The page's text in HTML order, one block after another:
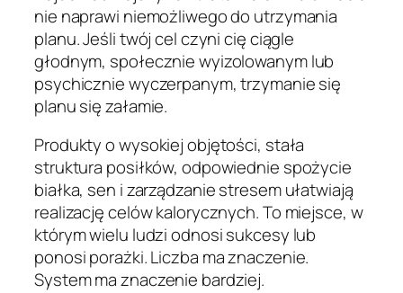
nie naprawi niemożliwego do utrzymania
planu. Jeśli twój cel czyni cię ciągle
głodnym, społecznie wyizolowanym lub
psychicznie wyczerpanym, trzymanie się
planu się załamie.
Produkty o wysokiej objętości, stała
struktura posiłków, odpowiednie spożycie
białka, sen i zarządzanie stresem ułatwiają
realizację celów kalorycznych. To miejsce, w
którym wielu ludzi odnosi sukcesy lub
ponosi porażki. Liczba ma znaczenie.
System ma znaczenie bardziej.